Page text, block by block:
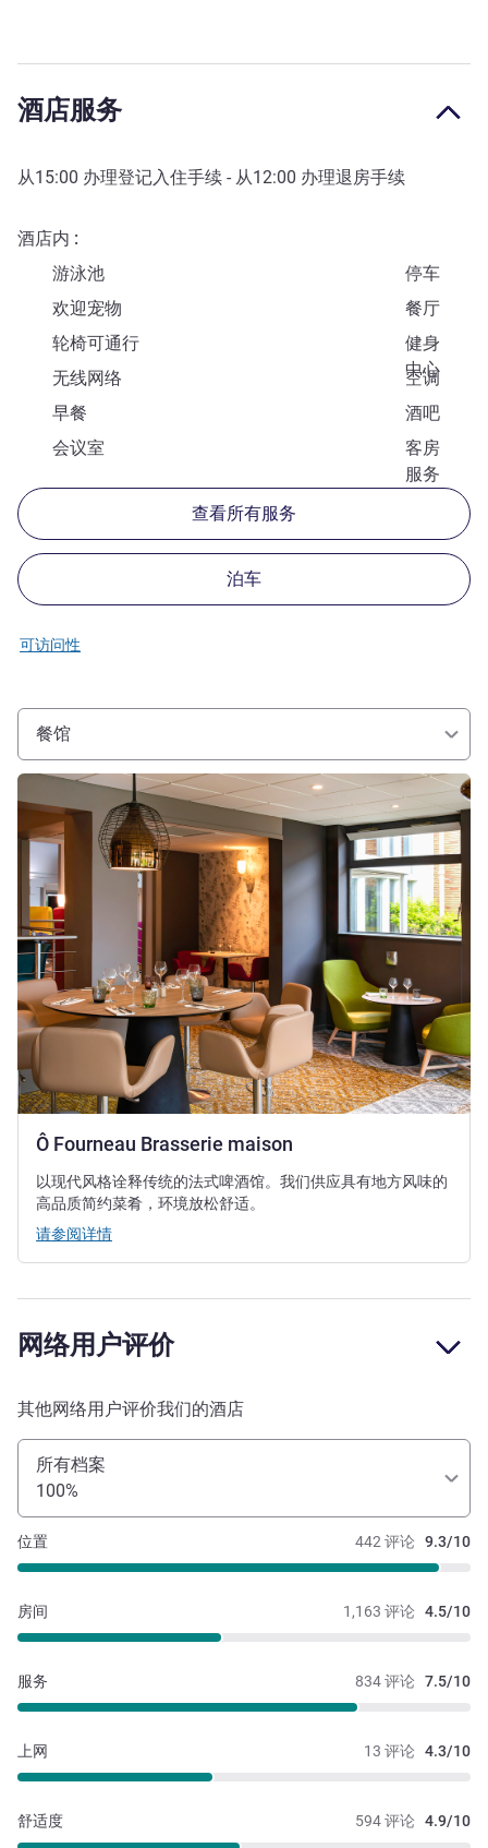
酒店服务
从15:00 办理登记入住手续 - 从12:00 办理退房手续
酒店内
游泳池
停车
欢迎宠物
餐厅
轮椅可通行
健身
中心
无线网络
空调
早餐
酒吧
会议室
客房
服务
查看所有服务
泊车
可访问性
餐馆
Ô Fourneau Brasserie maison
请参阅详情
以现代风格诠释传统的法式啤酒馆。我们供应具有地方风味的
高品质简约菜肴，环境放松舒适。
请参阅详情
网络用户评价
其他网络用户评价我们的酒店
所有档案
100%
442 评论 9.3/10
位置
1,163 评论 4.5/10
房间
834 评论 7.5/10
服务
13 评论 4.3/10
上网
594 评论 4.9/10
舒适度